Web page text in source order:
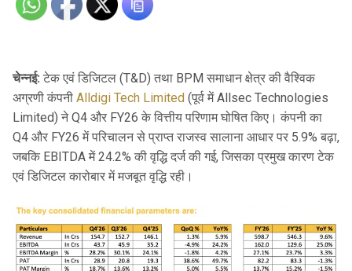
चेन्नई: टेक एवं डिजिटल (T&D) तथा BPM समाधान क्षेत्र की वैश्विक
अग्रणी कंपनी Alldigi Tech Limited (पूर्व में Allsec Technologies
Limited) ने Q4 और FY26 के वित्तीय परिणाम घोषित किए। कंपनी का
Q4 और FY26 में परिचालन से प्राप्त राजस्व सालाना आधार पर 5.9% बढ़ा,
जबकि EBITDA में 24.2% की वृद्धि दर्ज की गई, जिसका प्रमुख कारण टेक
एवं डिजिटल कारोबार में मजबूत वृद्धि रही।